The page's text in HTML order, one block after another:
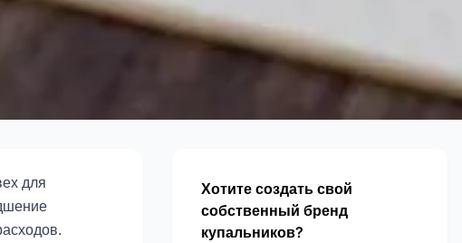
для
Хотите создать свой
собственный бренд
купальников?